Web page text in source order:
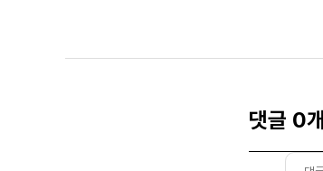
댓글 0개